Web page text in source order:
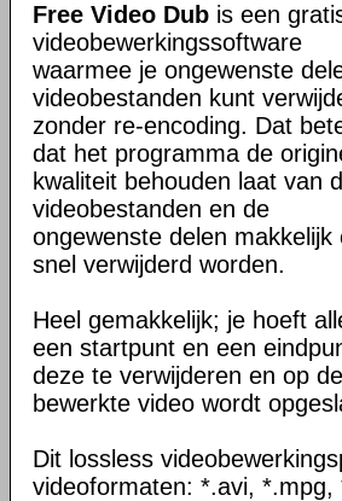
Free Video Dub is een
videobewerkingssoftware
waarmee je ongewenste
videobestanden kunt
zonder re-encoding. Dat
dat het programma de
kwaliteit behouden laat van
videobestanden en de
ongewenste delen makkelijk
snel verwijderd worden.
Heel gemakkelijk; je hoeft
een startpunt en een
deze te verwijderen en op
bewerkte video wordt
Dit lossless
videoformaten: *.avi,